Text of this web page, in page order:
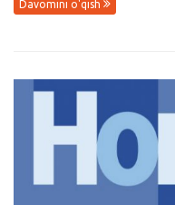
Davomini o'qish